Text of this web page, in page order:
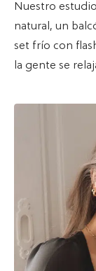
Nuestro
natural, un
set frío con
la gente se